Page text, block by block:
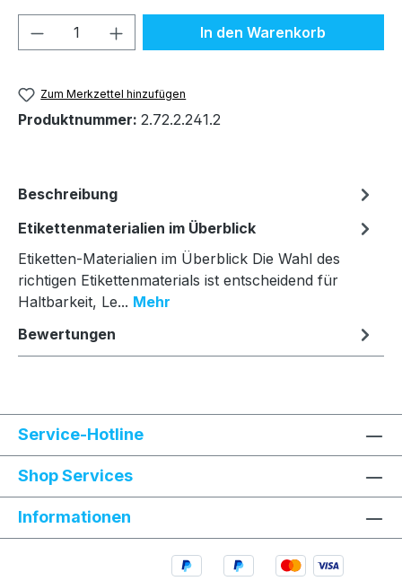
Produkt Anzahl: Gib denIn den Warenkorb
Zum Merkzettel hinzufügen
Produktnummer: 2.72.2.241.2
Beschreibung
Etikettenmaterialien im Überblick
Etiketten-Materialien im Überblick Die Wahl des
richtigen Etikettenmaterials ist entscheidend für
Haltbarkeit, Le... Mehr
Bewertungen
Service-Hotline
Shop Services
Informationen